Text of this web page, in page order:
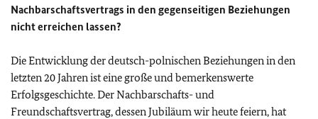
Nachbarschaftsvertrags in den gegenseitigen Beziehungen
nicht erreichen lassen?
Die Entwicklung der deutsch-polnischen Beziehungen in den
letzten 20 Jahren ist eine große und bemerkenswerte
Erfolgsgeschichte. Der Nachbarschafts- und
Freundschaftsvertrag, dessen Jubiläum wir heute feiern, hat